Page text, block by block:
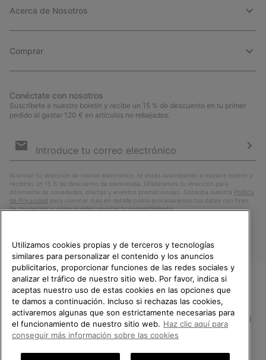
Acerca de Nosotros
Comprar
Conéctate con nosotros
Suscríbete a nuestro boletín y recibe un 15 % de descuento en tu primer
pedido al gastar 120 € en artículos no rebajados.
de
Al enviar tu dirección de correo electrónico, te estás suscribiendo a nuestro boletín y
recibirás un 15 % de descuento de bienvenida. Utilizaremos tu dirección para
informarte de novedades, ofertas y eventos promocionales. Consulta nuestra Política
de Privacidad para conocer más en detalle cómo procesaremos tus datos con fines
de ’marketing’ y cómo puedes revocar tu consentimiento.
España
TE DAMOS LA BIENVENIDA A
SOREL.
POR FAVOR, SELECCIONA TU
PAÍS.
Utilizamos cookies propias y de terceros y tecnologías
similares para personalizar el contenido y los anuncios
publicitarios, proporcionar funciones de las redes sociales y
analizar el tráfico de nuestro sitio web. Por favor, indica si
aceptas nuestro uso de estas cookies en las opciones que
te damos a continuación. Incluso si rechazas las cookies,
activaremos algunas que son estrictamente necesarias para
el funcionamiento de nuestro sitio web. Haz clic aquí para
conseguir más información sobre las cookies